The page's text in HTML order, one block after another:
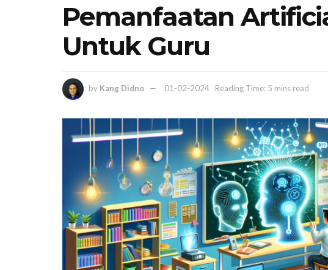
Pemanfaatan
Untuk Guru
by Kang Didno 01-02-2024 Reading Time: 5 mins read